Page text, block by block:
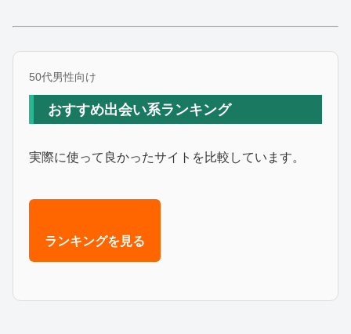
50代男性向け
おすすめ出会い系ランキング
実際に使って良かったサイトを比較しています。
ランキングを見る